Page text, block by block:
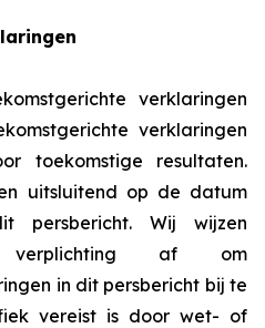
verklaringen
verklaringen
toekomstige resultaten.
uitsluitend op de datum
persbericht. Wij wijzen
verplichting af om
in dit persbericht bij te
vereist is door wet- of